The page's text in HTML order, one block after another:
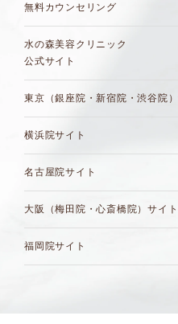
無料カウンセリング
水の森美容クリニック
公式サイト
東京（銀座院・新宿院・渋谷院
横浜院サイト
名古屋院サイト
大阪（梅田院・心斎橋院）サイト
福岡院サイト